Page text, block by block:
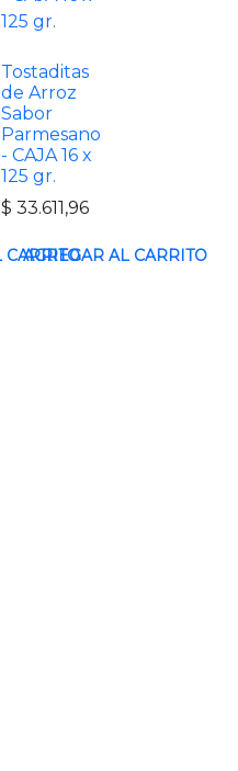
Tostaditas
de Arroz
Sabor
Parmesano
- CAJA 16 x
125 gr.
$ 33.611,96